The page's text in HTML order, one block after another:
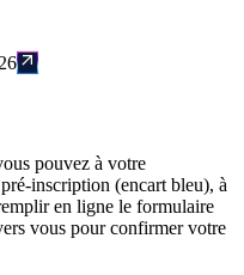
pouvez à votre
inscription (encart bleu), à
en ligne le formulaire
vous pour confirmer votre